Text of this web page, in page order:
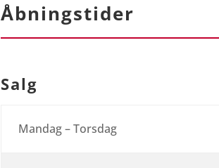
Åbningstider
Salg
Mandag – Torsdag